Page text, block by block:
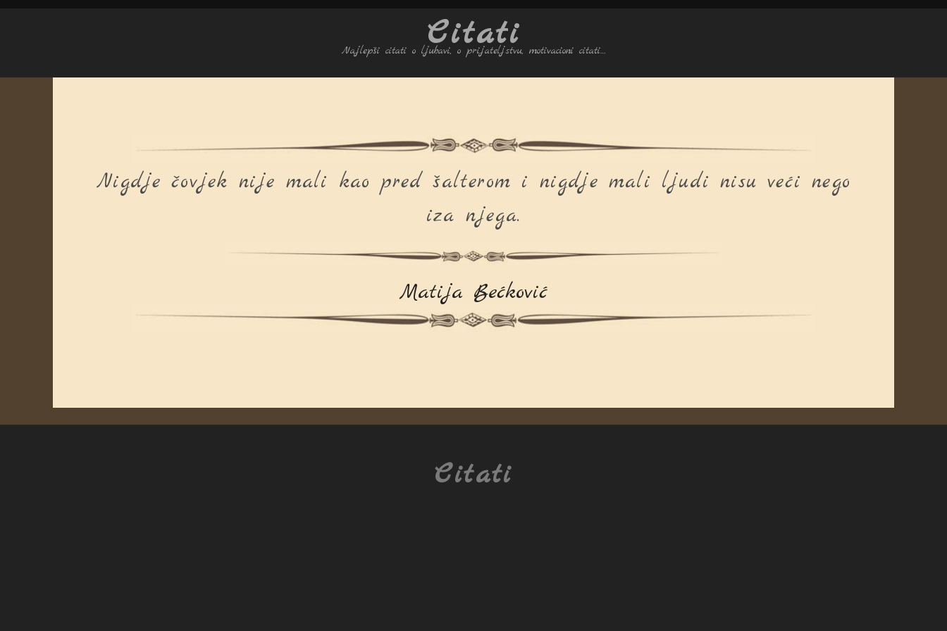
Citati
Najlepši citati o ljubavi, o prijateljstvu, motivacioni citati…
Nigdje čovjek nije mali kao pred šalterom i nigdje mali ljudi nisu veći nego
iza njega.
Matija Bećković
Citati